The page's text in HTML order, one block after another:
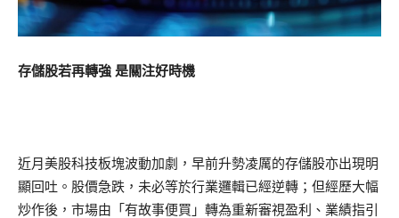
存儲股若再轉強 是關注好時機
近月美股科技板塊波動加劇，早前升勢凌厲的存儲股亦出現明
顯回吐。股價急跌，未必等於行業邏輯已經逆轉；但經歷大幅
炒作後，市場由「有故事便買」轉為重新審視盈利、業績指引